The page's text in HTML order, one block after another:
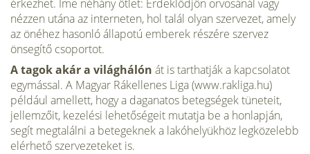
érkezhet. Íme néhány ötlet: Érdeklődjön orvosánál vagy
nézzen utána az interneten, hol talál olyan szervezet, amely
az önéhez hasonló állapotú emberek részére szervez
önsegítő csoportot.
A tagok akár a világhálón át is tarthatják a kapcsolatot
egymással. A Magyar Rákellenes Liga (www.rakliga.hu)
például amellett, hogy a daganatos betegségek tüneteit,
jellemzőit, kezelési lehetőségeit mutatja be a honlapján,
segít megtalálni a betegeknek a lakóhelyükhöz legközelebb
elérhető szervezeteket is.